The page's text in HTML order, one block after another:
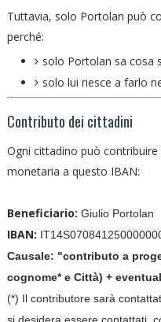
Tuttavia, solo Portolan può
perché:
solo Portolan sa cosa
solo lui riesce a farlo
Contributo dei cittadini
Ogni cittadino può
monetaria a questo IBAN:
Beneficiario: Giulio Portolan
IBAN:
Causale: "contributo a
cognome* e Città) +
(*) Il contributore sarà